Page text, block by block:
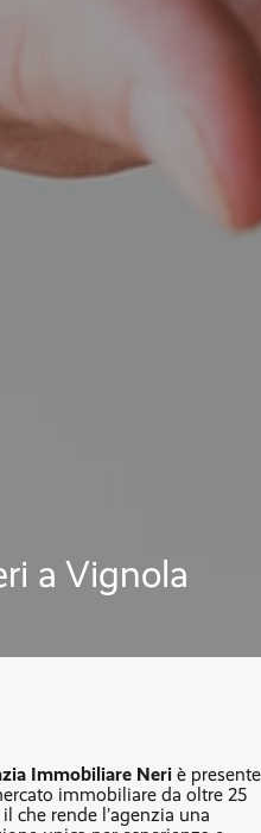
a Vignola
Immobiliare Neri è presente
immobiliare da oltre 25
che rende l’agenzia una